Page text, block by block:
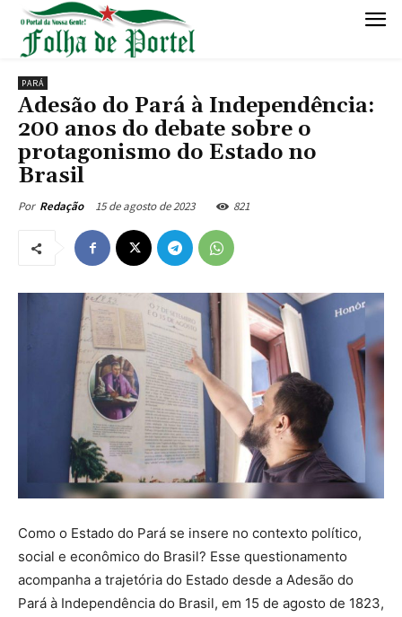
PARÁ
Adesão do Pará à Independência:
200 anos do debate sobre o
protagonismo do Estado no
Brasil
Por Redação 15 de agosto de 2023 821
Como o Estado do Pará se insere no contexto político,
social e econômico do Brasil? Esse questionamento
acompanha a trajetória do Estado desde a Adesão do
Pará à Independência do Brasil, em 15 de agosto de 1823,